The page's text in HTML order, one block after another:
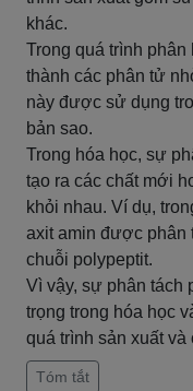
khác.
Trong quá trình
thành các phân tử
này được sử dụng
bản sao.
Trong hóa học, sự
tạo ra các chất mới
khỏi nhau. Ví dụ,
axit amin được phân
chuỗi polypeptit.
Vì vậy, sự phân tách
trọng trong hóa học
quá trình sản xuất và
Tóm tắt